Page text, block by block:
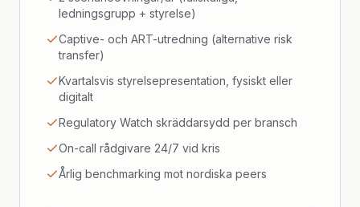
ledningsgrupp + styrelse)
Captive- och ART-utredning (alternative risk
transfer)
Kvartalsvis styrelsepresentation, fysiskt eller
digitalt
Regulatory Watch skräddarsydd per bransch
On-call rådgivare 24/7 vid kris
Årlig benchmarking mot nordiska peers